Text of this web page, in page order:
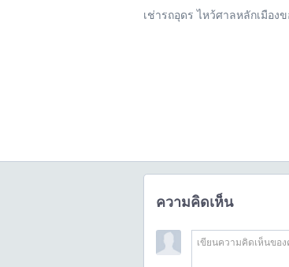
เช่ารถอุดร ไหว้ศาลหลักเมือง
ความคิดเห็น